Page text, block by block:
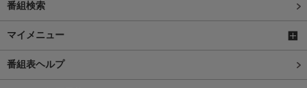
番組検索
マイメニュー
番組表ヘルプ